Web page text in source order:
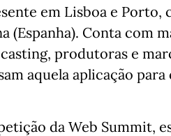
em Lisboa e Porto,
(Espanha). Conta com
produtoras e
aquela aplicação
da Web Summit,